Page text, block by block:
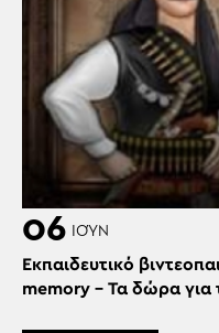
06 ΙΟΎΝ
Εκπαιδευτικό
memory – Τα δώρα για